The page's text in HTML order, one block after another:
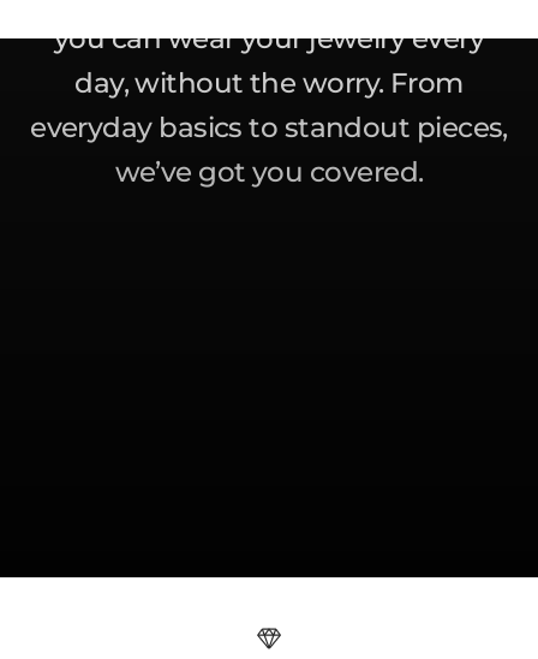
you can wear your jewelry every
day, without the worry. From
everyday basics to standout pieces,
we’ve got you covered.